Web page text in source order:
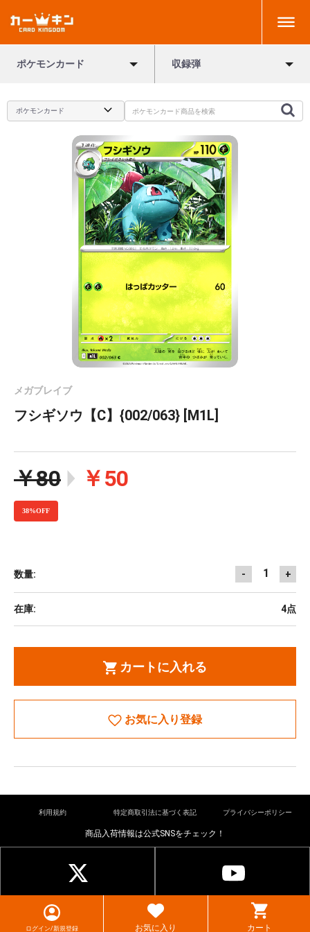
ログイン/新規登録 お気に入り カート
ポケモンカード 収録弾
メガブレイブ
フシギソウ【C】{002/063} [M1L]
￥80 ￥50
38%OFF
数量: - 1 +
在庫: 4点
カートに入れる
お気に入り登録
利用規約 特定商取引法に基づく表記 プライバシーポリシー
© cardkingdom. All rights reserved.
商品入荷情報は公式SNSをチェック！